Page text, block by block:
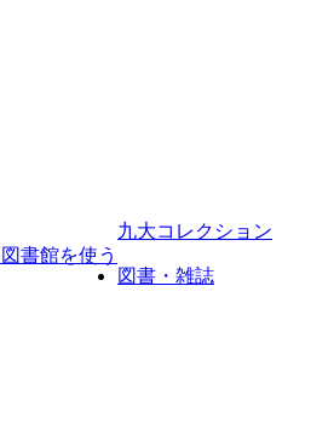
図書館を使う
九大コレクション
図書・雑誌